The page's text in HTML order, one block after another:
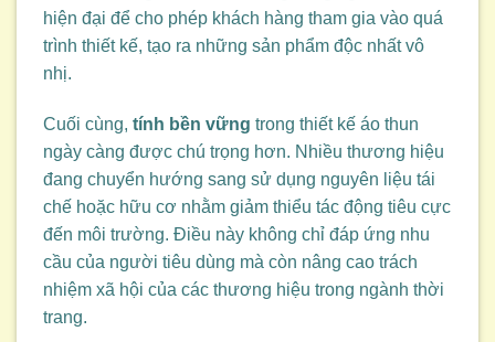
hiện đại để cho phép khách hàng tham gia vào quá
trình thiết kế, tạo ra những sản phẩm độc nhất vô
nhị.
Cuối cùng, tính bền vững trong thiết kế áo thun
ngày càng được chú trọng hơn. Nhiều thương hiệu
đang chuyển hướng sang sử dụng nguyên liệu tái
chế hoặc hữu cơ nhằm giảm thiểu tác động tiêu cực
đến môi trường. Điều này không chỉ đáp ứng nhu
cầu của người tiêu dùng mà còn nâng cao trách
nhiệm xã hội của các thương hiệu trong ngành thời
trang.